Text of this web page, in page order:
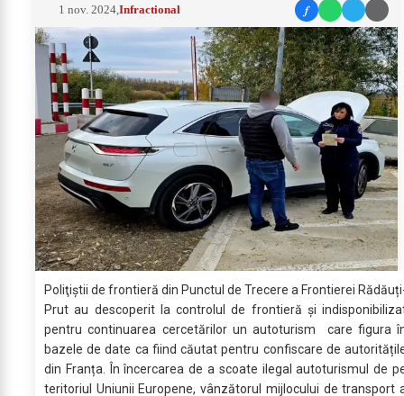
1 nov. 2024 ,Infractional f
Poliţiştii de frontieră din Punctul de Trecere a Frontierei
Prut au descoperit la controlul de frontieră şi
pentru continuarea cercetărilor un autoturism care figura
bazele de date ca fiind căutat pentru confiscare de
din Franța. În încercarea de a scoate ilegal autoturismul de
teritoriul Uniunii Europene, vânzătorul mijlocului de transport